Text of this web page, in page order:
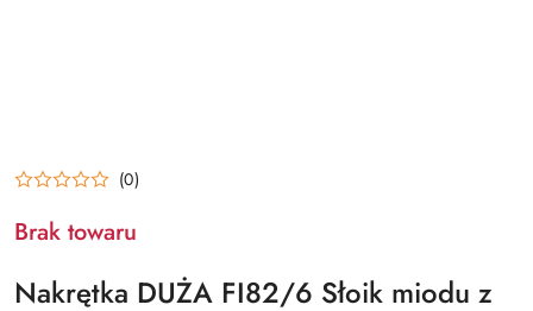
(0)
Brak towaru
Nakrętka DUŻA FI82/6 Słoik miodu z